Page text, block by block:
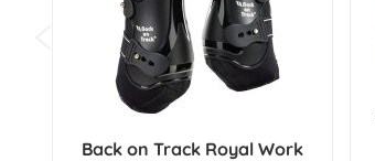
Back on Track Royal Work